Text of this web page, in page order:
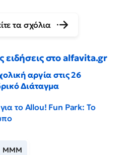
τα σχόλια
ειδήσεις στο alfavita.gr
αργία στις 26
Διάταγμα
το Allou! Fun Park: Το
ΜΜΜ